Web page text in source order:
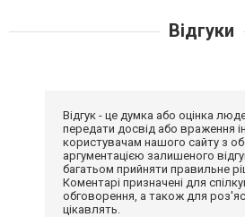
Відгуки
Відгук - це думка або оцінка
передати досвід або враження
користувачам нашого сайту з
аргументацією залишеного
багатьом прийняти правильне
Коментарі призначені для
обговорення, а також для
цікавлять.